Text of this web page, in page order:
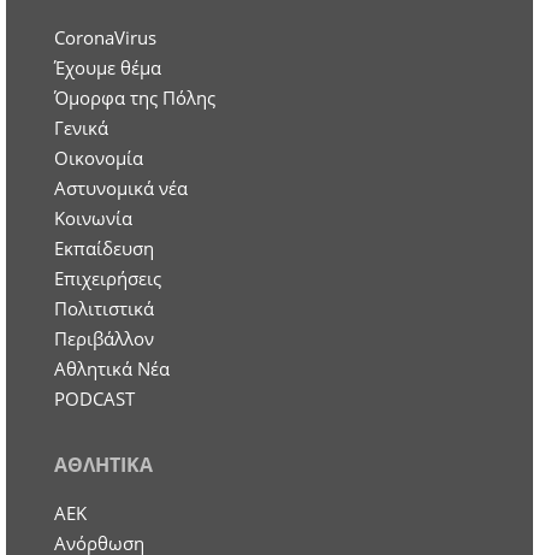
CoronaVirus
Έχουμε θέμα
Όμορφα της Πόλης
Γενικά
Οικονομία
Aστυνομικά νέα
Κοινωνία
Εκπαίδευση
Επιχειρήσεις
Πολιτιστικά
Περιβάλλον
Αθλητικά Νέα
PODCAST
ΑΘΛΗΤΙΚΑ
ΑΕΚ
Ανόρθωση